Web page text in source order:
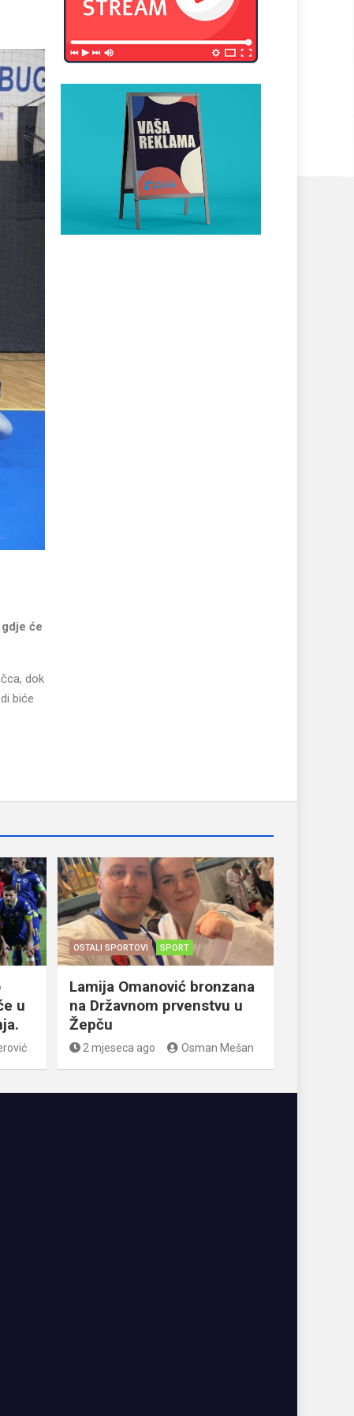
će
dok
biće
u
OSTALI SPORTOVI SPORT
Lamija Omanović bronzana
na Državnom prvenstvu u
Žepču
2 mjeseca ago Osman Mešan